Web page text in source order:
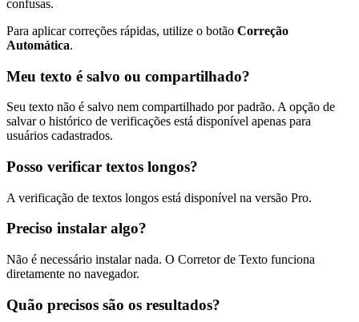
confusas.
Para aplicar correções rápidas, utilize o botão Correção
Automática.
Meu texto é salvo ou compartilhado?
Seu texto não é salvo nem compartilhado por padrão. A opção de
salvar o histórico de verificações está disponível apenas para
usuários cadastrados.
Posso verificar textos longos?
A verificação de textos longos está disponível na versão Pro.
Preciso instalar algo?
Não é necessário instalar nada. O Corretor de Texto funciona
diretamente no navegador.
Quão precisos são os resultados?